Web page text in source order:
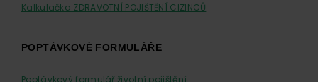
Kalkulačka ZDRAVOTNÍ POJIŠTĚNÍ CIZINCŮ
POPTÁVKOVÉ FORMULÁŘE
Poptávkový formulář životní pojištění